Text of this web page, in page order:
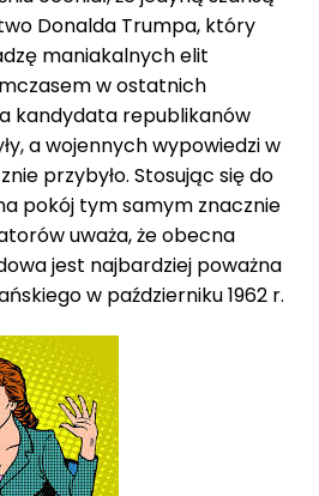
Donalda Trumpa, który
maniakalnych elit
w ostatnich
kandydata republikanów
a wojennych wypowiedzi w
przybyło. Stosując się do
pokój tym samym znacznie
uważa, że obecna
jest najbardziej poważna
w październiku 1962 r.